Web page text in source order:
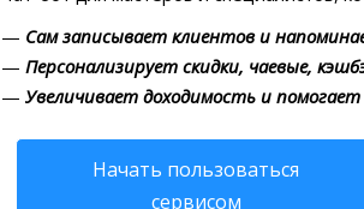
— Сам записывает клиентов и
— Персонализирует скидки, чаевые,
— Увеличивает доходимость и
Начать пользоваться
сервисом